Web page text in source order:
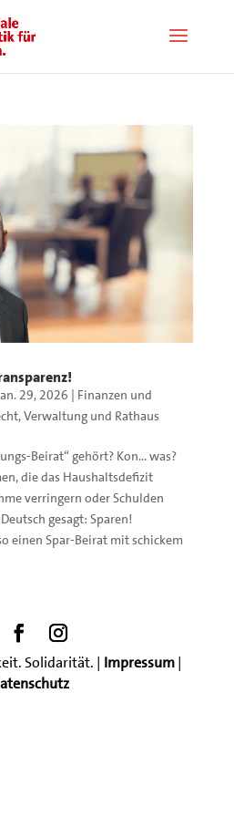
29, 2026 | Finanzen und
,Verwaltung und Rathaus
Beirat“ gehört? Kon… was?
die das Haushaltsdefizit
verringern oder Schulden
gesagt: Sparen!
einen Spar-Beirat mit schickem
Solidarität. | Impressum|